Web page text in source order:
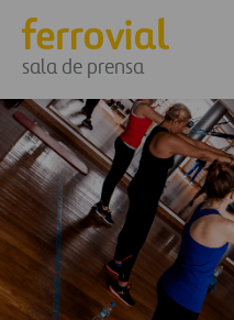
sala de prensa